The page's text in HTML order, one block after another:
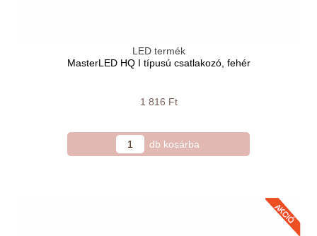
LED termék
MasterLED HQ I típusú csatlakozó, fehér
1 816 Ft